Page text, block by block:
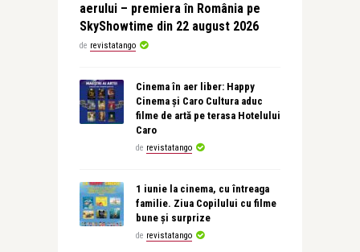
aerului – premiera în România pe
SkyShowtime din 22 august 2026
de revistatango
Cinema în aer liber: Happy
Cinema și Caro Cultura aduc
filme de artă pe terasa Hotelului
Caro
de revistatango
1 iunie la cinema, cu întreaga
familie. Ziua Copilului cu filme
bune și surprize
de revistatango